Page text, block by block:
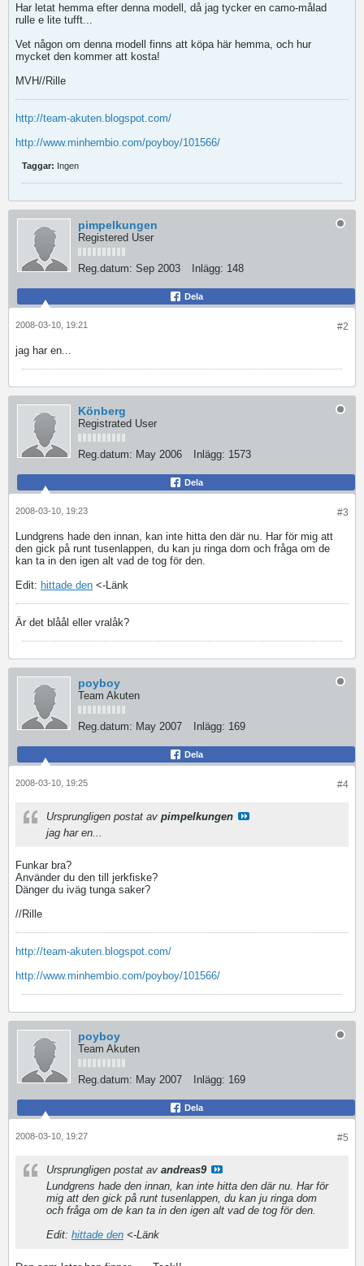
Har letat hemma efter denna modell, då jag tycker en camo-målad
rulle e lite tufft...
Vet någon om denna modell finns att köpa här hemma, och hur
mycket den kommer att kosta!
MVH//Rille
http://team-akuten.blogspot.com/
http://www.minhembio.com/poyboy/101566/
Taggar: Ingen
pimpelkungen
Registered User
Reg.datum: Sep 2003 Inlägg: 148
Dela
#2
2008-03-10, 19:21
jag har en...
Könberg
Registrated User
Reg.datum: May 2006 Inlägg: 1573
Dela
#3
2008-03-10, 19:23
Lundgrens hade den innan, kan inte hitta den där nu. Har för mig att
den gick på runt tusenlappen, du kan ju ringa dom och fråga om de
kan ta in den igen alt vad de tog för den.
Edit: hittade den <-Länk
Är det blåål eller vralåk?
poyboy
Team Akuten
Reg.datum: May 2007 Inlägg: 169
Dela
#4
2008-03-10, 19:25
Ursprungligen postat av pimpelkungen
jag har en...
Funkar bra?
Använder du den till jerkfiske?
Dänger du iväg tunga saker?
//Rille
http://team-akuten.blogspot.com/
http://www.minhembio.com/poyboy/101566/
poyboy
Team Akuten
Reg.datum: May 2007 Inlägg: 169
Dela
#5
2008-03-10, 19:27
Ursprungligen postat av andreas9
Lundgrens hade den innan, kan inte hitta den där nu. Har för
mig att den gick på runt tusenlappen, du kan ju ringa dom
och fråga om de kan ta in den igen alt vad de tog för den.
Edit: hittade den <-Länk